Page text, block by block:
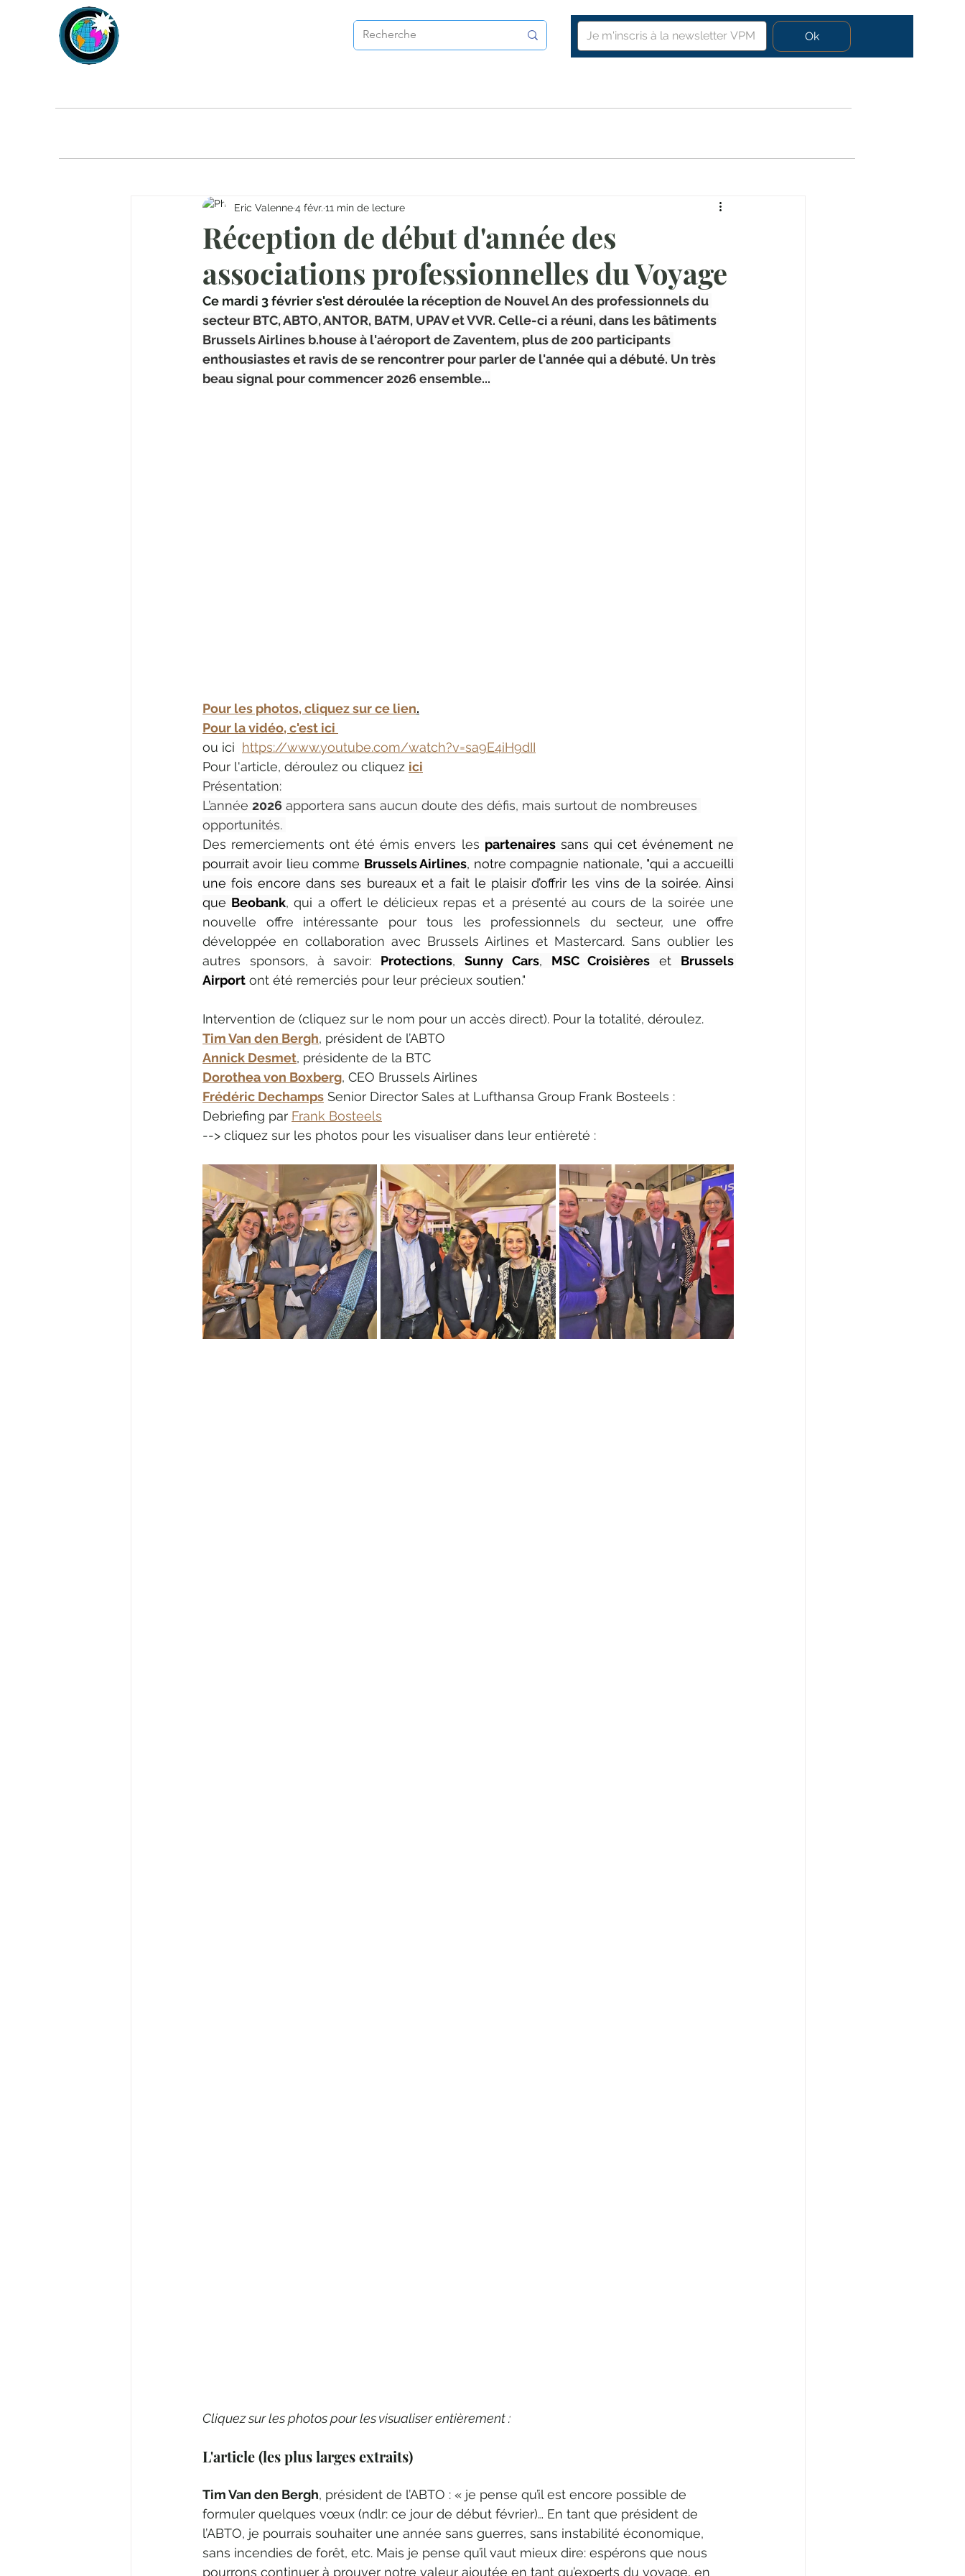
Ok
Réception de début d'année des
associations professionnelles du Voyage
Eric Valenne4 févr. 11 min de lecture
Ce mardi 3 février s'est déroulée la réception de Nouvel An des professionnels du
secteur BTC, ABTO, ANTOR, BATM, UPAV et VVR. Celle-ci a réuni, dans les bâtiments
Brussels Airlines b.house à l'aéroport de Zaventem, plus de 200 participants
enthousiastes et ravis de se rencontrer pour parler de l'année qui a débuté. Un très
beau signal pour commencer 2026 ensemble...
Pour les photos, cliquez sur ce lien.
Pour la vidéo, c'est ici
ou ici https://www.youtube.com/watch?v=sa9E4iH9dII
Pour l'article, déroulez ou cliquez ici
Présentation:
L’année 2026 apportera sans aucun doute des défis, mais surtout de nombreuses
opportunités.
Des remerciements ont été émis envers les partenaires sans qui cet événement ne
pourrait avoir lieu comme Brussels Airlines, notre compagnie nationale, "qui a accueilli
une fois encore dans ses bureaux et a fait le plaisir d’offrir les vins de la soirée. Ainsi
que Beobank, qui a offert le délicieux repas et a présenté au cours de la soirée une
nouvelle offre intéressante pour tous les professionnels du secteur, une offre
développée en collaboration avec Brussels Airlines et Mastercard. Sans oublier les
autres sponsors, à savoir: Protections, Sunny Cars, MSC Croisières et Brussels
Airport ont été remerciés pour leur précieux soutien."
Intervention de (cliquez sur le nom pour un accès direct). Pour la totalité, déroulez.
Tim Van den Bergh, président de l’ABTO
Annick Desmet, présidente de la BTC
Dorothea von Boxberg, CEO Brussels Airlines
Frédéric Dechamps Senior Director Sales at Lufthansa Group Frank Bosteels :
Debriefing par Frank Bosteels
--> cliquez sur les photos pour les visualiser dans leur entièreté :
Cliquez sur les photos pour les visualiser entièrement :
L'article (les plus larges extraits)
Tim Van den Bergh, président de l’ABTO : « je pense qu’il est encore possible de
formuler quelques vœux (ndlr: ce jour de début février)… En tant que président de
l’ABTO, je pourrais souhaiter une année sans guerres, sans instabilité économique,
sans incendies de forêt, etc. Mais je pense qu’il vaut mieux dire: espérons que nous
pourrons continuer à prouver notre valeur ajoutée en tant qu’experts du voyage, en